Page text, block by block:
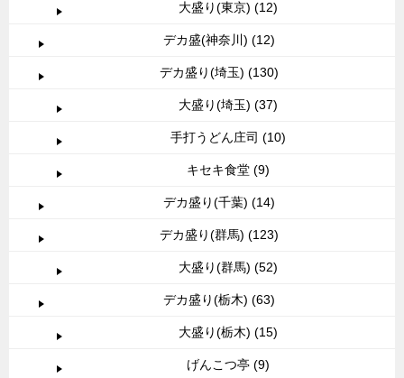
大盛り(東京) (12)
デカ盛(神奈川) (12)
デカ盛り(埼玉) (130)
大盛り(埼玉) (37)
手打うどん庄司 (10)
キセキ食堂 (9)
デカ盛り(千葉) (14)
デカ盛り(群馬) (123)
大盛り(群馬) (52)
デカ盛り(栃木) (63)
大盛り(栃木) (15)
げんこつ亭 (9)